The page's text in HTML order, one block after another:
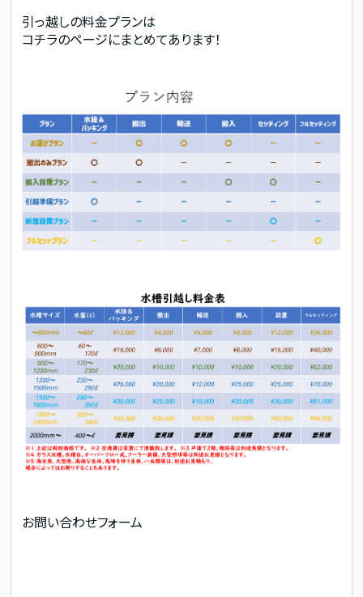
引っ越しの料金プランは
コチラのページにまとめてあります！
お問い合わせフォーム